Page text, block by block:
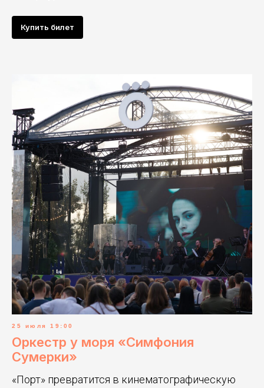
Купить билет
25 июля 19:00
Оркестр у моря «Симфония
Сумерки»
«Порт» превратится в кинематографическую